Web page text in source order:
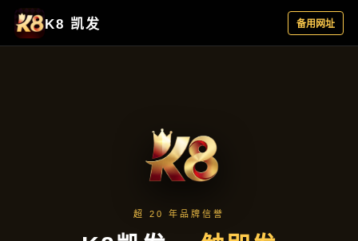
行业资讯
首页 行业资讯